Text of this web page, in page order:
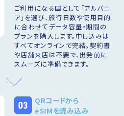
ご利用になる国として「アルバニ
ア」を選び、旅行日数や使用目的
に合わせてデータ容量・期間の
プランを購入します。申し込みは
すべてオンラインで完結。契約書
や店舗来店は不要で、出発前に
スムーズに準備できます。
03
QRコードから
eSIMを読み込み